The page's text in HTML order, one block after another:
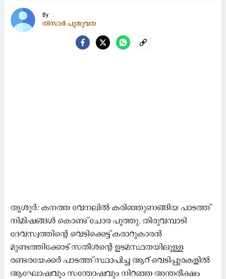
By
നിസാർ പുതുവന
തൃശൂർ: കനത്ത വേനലിൽ കരിഞ്ഞുണങ്ങിയ പാടത്ത്
നിമിഷങ്ങൾ കൊണ്ട് ചോര പൂത്തു. തിരുവമ്പാടി
ദേവസ്വത്തിന്റെ വെടിക്കെട്ട് കരാറുകാരൻ
മുണ്ടത്തിക്കോട് സതീശന്റെ ഉടമസ്ഥതയിലുള്ള
രണ്ടരയേക്കർ പാടത്ത് സ്ഥാപിച്ച ആറ് വെടിപ്പുരകളിൽ
ആഘോഷവും സന്തോഷവും നിറഞ്ഞ അന്തരീക്ഷം